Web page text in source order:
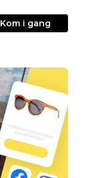
Kom i gang